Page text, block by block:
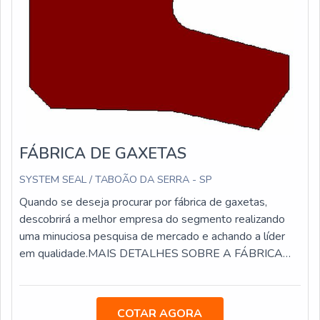
o que fecha todo o ciclo de entrega com excelência para
FÁBRICA DE GAXETAS
SYSTEM SEAL / TABOÃO DA SERRA - SP
Quando se deseja procurar por fábrica de gaxetas,
descobrirá a melhor empresa do segmento realizando
uma minuciosa pesquisa de mercado e achando a líder
em qualidade.MAIS DETALHES SOBRE A FÁBRICA
responsável, consegue encontrar o site da System Seal.
COTAR AGORA